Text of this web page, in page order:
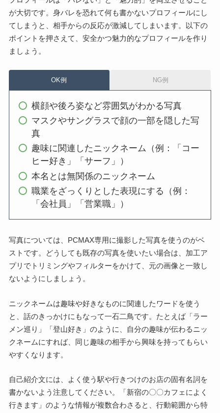
が大切です。身バレを恐れて何も書かないプロフィールにし
てしまうと、相手からの反応が激減してしまいます。以下の
ポイントを押さえて、安全かつ魅力的なプロフィールを作り
ましょう。
OK例 NG例
横顔や後ろ姿など雰囲気がわかる写真
マスクやサングラスで顔の一部を隠した写
真
趣味に関連したニックネーム（例：「コー
ヒー好き」「サーフ」）
本名とは無関係のニックネーム
職業をざっくりとした表現にする（例：
「会社員」「営業職」）
写真については、PCMAX専用に撮影した写真を使うのがベ
ストです。どうしても既存の写真を使いたい場合は、加工ア
プリでトリミングやフィルターをかけて、元の画像と一致し
ないようにしましょう。
ニックネームは趣味や好きなものに関連したワードを使う
と、話のきっかけにもなって一石二鳥です。たとえば「ラー
メン巡り」「登山好き」のように、自分の趣味が伝わるニッ
クネームにすれば、同じ趣味の相手から興味を持ってもらい
やすくなります。
自己紹介文には、よく使う駅や行きつけのお店の固有名詞を
書かないよう注意してください。「新宿の〇〇カフェによく
行きます」のような情報が複数合わさると、行動範囲から特